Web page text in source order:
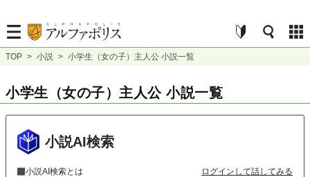
TOP > 小説 > 小学生（女の子）主人公 小説一覧
小学生（女の子）主人公 小説一覧
小説AI検索
小説AI検索とは ログインして話してみる